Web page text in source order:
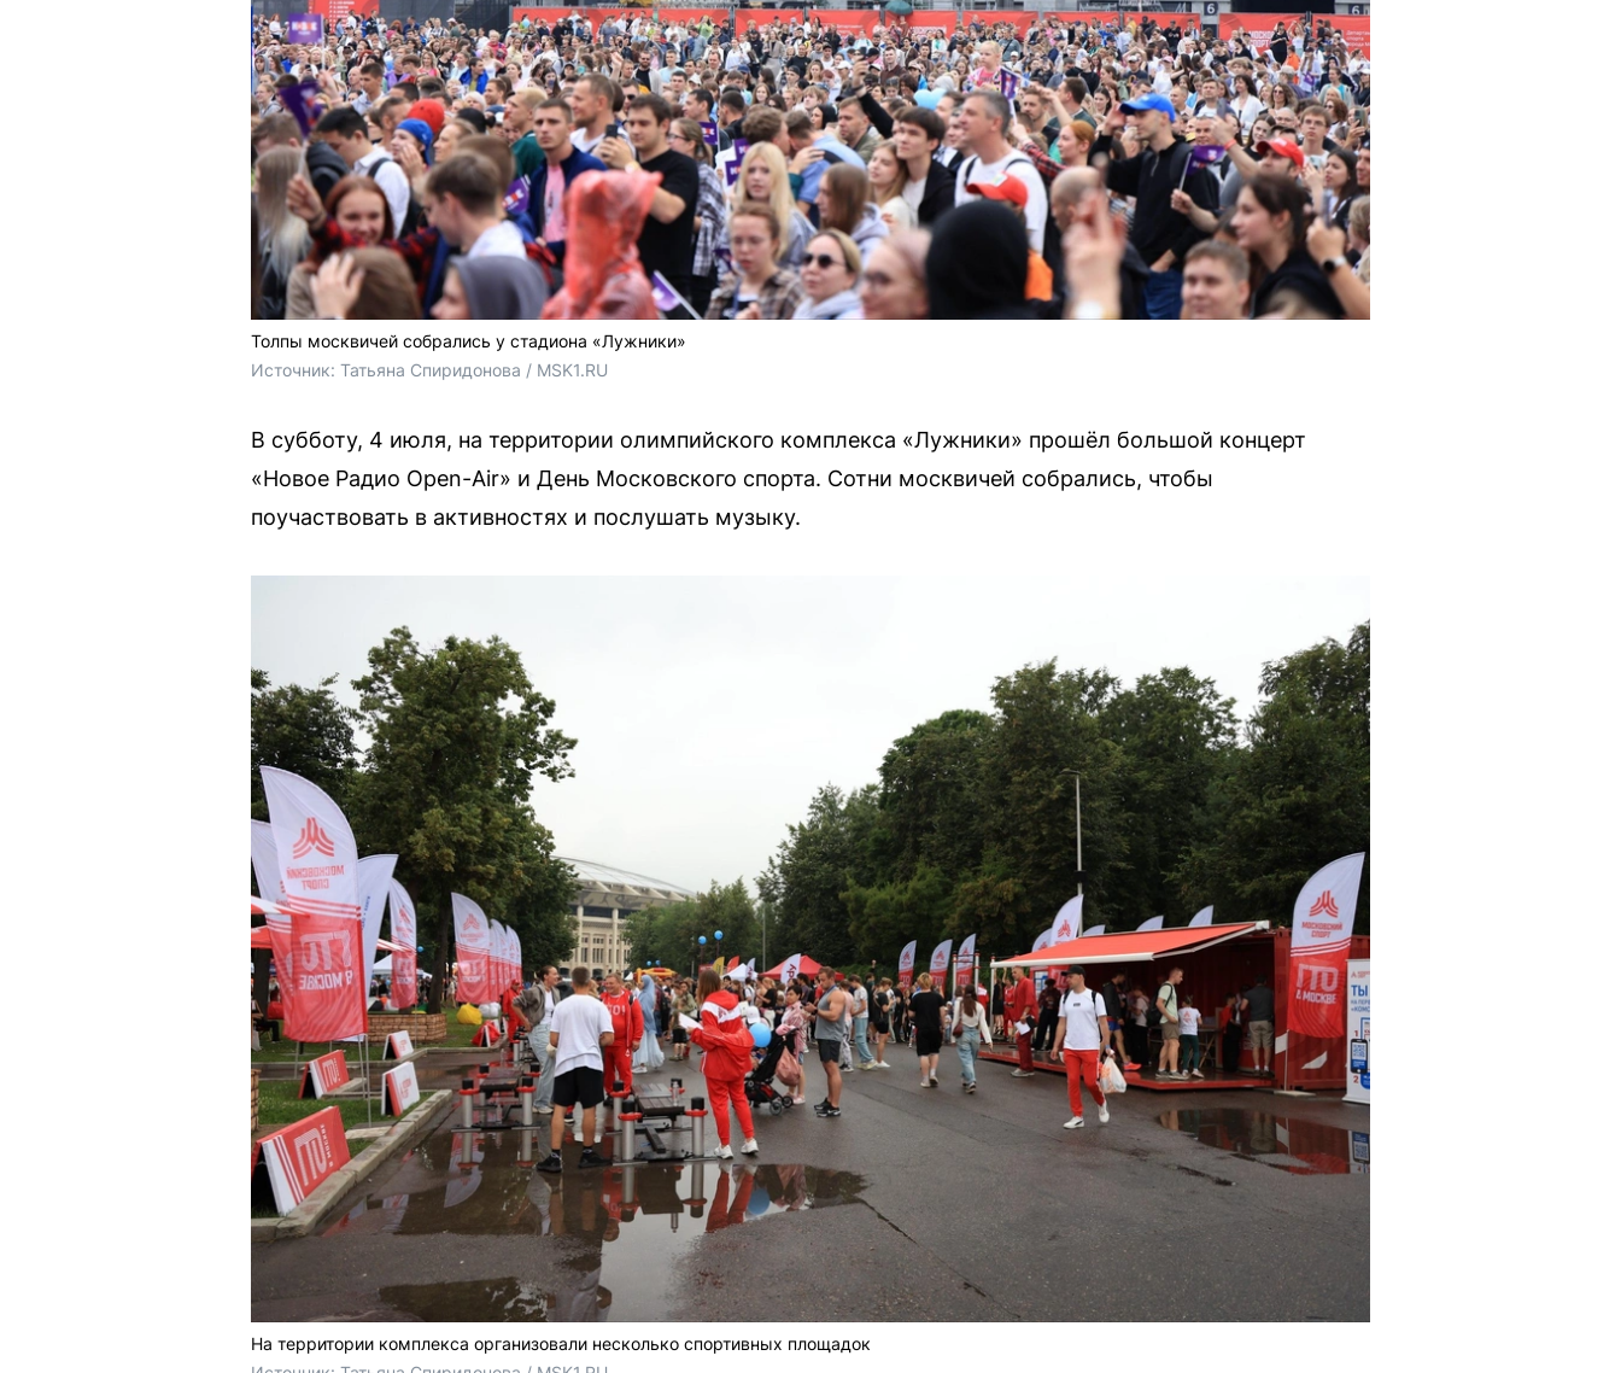
Толпы москвичей собрались у стадиона «Лужники»
Источник: Татьяна Спиридонова / MSK1.RU
В субботу, 4 июля, на территории олимпийского комплекса «Лужники» прошёл большой концерт
«Новое Радио Open-Air» и День Московского спорта. Сотни москвичей собрались, чтобы
поучаствовать в активностях и послушать музыку.
На территории комплекса организовали несколько спортивных площадок